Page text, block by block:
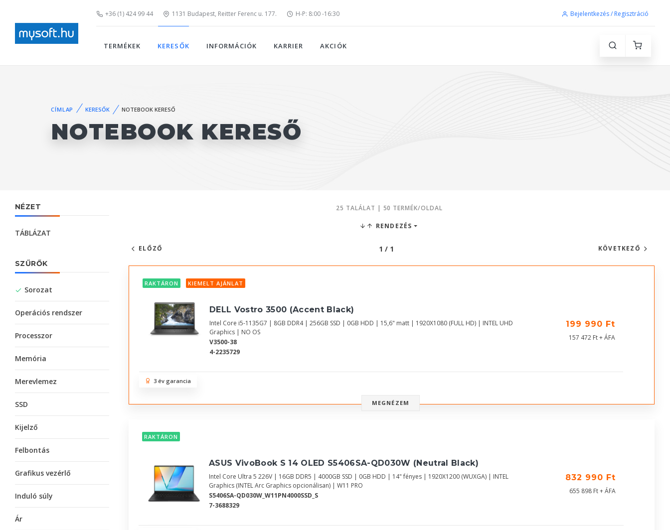
+36 (1) 424 99 44 1131 Budapest, Reitter Ferenc u. 177. H-P: 8:00 -16:30 Bejelentkezés / Regisztráció
TERMÉKEK KERESŐK INFORMÁCIÓK KARRIER AKCIÓK
CÍMLAP KERESŐK NOTEBOOK KERESŐ
NOTEBOOK KERESŐ
NÉZET
TÁBLÁZAT
SZŰRŐK
Sorozat
Operációs rendszer
Processzor
Memória
Merevlemez
SSD
Kijelző
Felbontás
Grafikus vezérlő
Induló súly
Ár
25 TALÁLAT | 50 TERMÉK/OLDAL
RENDEZÉS
ELŐZŐ 1 / 1 KÖVETKEZŐ
RAKTÁRON KIEMELT AJÁNLAT
DELL Vostro 3500 (Accent Black)
Intel Core i5-1135G7 | 8GB DDR4 | 256GB SSD | 0GB HDD | 15,6" matt | 1920X1080 (FULL HD) | INTEL UHD
Graphics | NO OS
V3500-38
4-2235729
199 990 Ft
157 472 Ft + ÁFA
3 év garancia
MEGNÉZEM
RAKTÁRON
ASUS VivoBook S 14 OLED S5406SA-QD030W (Neutral Black)
Intel Core Ultra 5 226V | 16GB DDR5 | 4000GB SSD | 0GB HDD | 14" fényes | 1920X1200 (WUXGA) | INTEL
Graphics (INTEL Arc Graphics opcionálisan) | W11 PRO
S5406SA-QD030W_W11PN4000SSD_S
7-3688329
832 990 Ft
655 898 Ft + ÁFA